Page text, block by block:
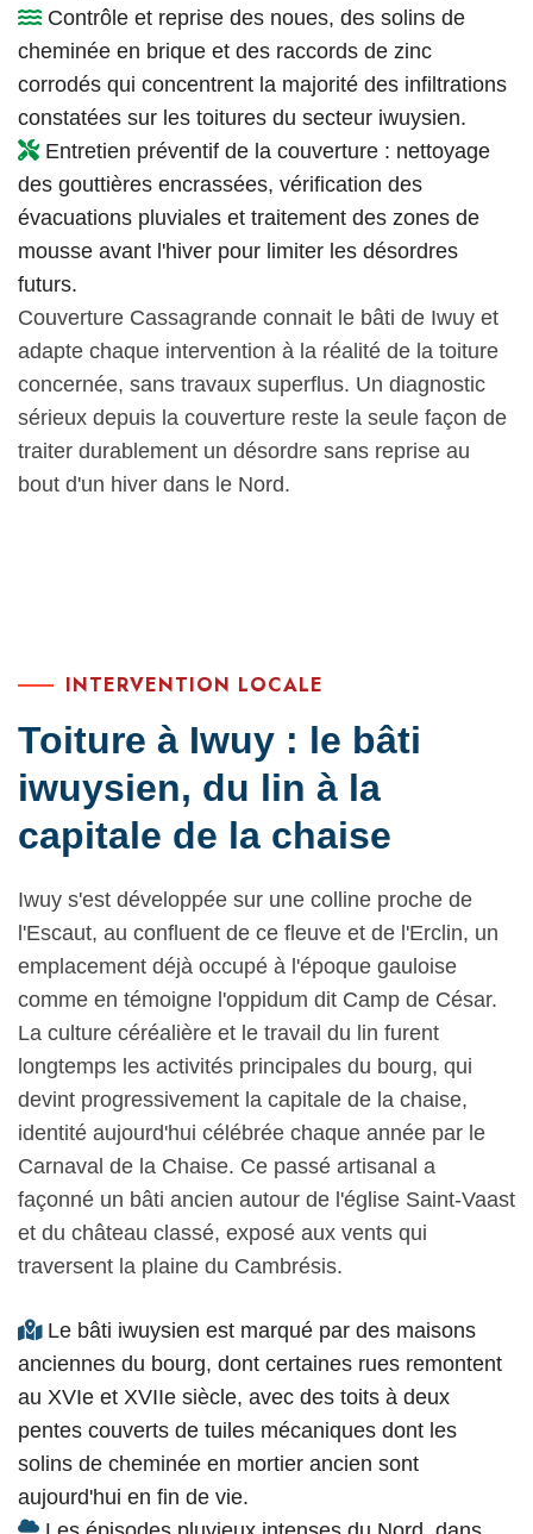
Contrôle et reprise des noues, des solins de
cheminée en brique et des raccords de zinc
corrodés qui concentrent la majorité des infiltrations
constatées sur les toitures du secteur iwuysien.
Entretien préventif de la couverture : nettoyage
des gouttières encrassées, vérification des
évacuations pluviales et traitement des zones de
mousse avant l'hiver pour limiter les désordres
futurs.
Couverture Cassagrande connait le bâti de Iwuy et
adapte chaque intervention à la réalité de la toiture
concernée, sans travaux superflus. Un diagnostic
sérieux depuis la couverture reste la seule façon de
traiter durablement un désordre sans reprise au
bout d'un hiver dans le Nord.
INTERVENTION LOCALE
Toiture à Iwuy : le bâti
iwuysien, du lin à la
capitale de la chaise
Iwuy s'est développée sur une colline proche de
l'Escaut, au confluent de ce fleuve et de l'Erclin, un
emplacement déjà occupé à l'époque gauloise
comme en témoigne l'oppidum dit Camp de César.
La culture céréalière et le travail du lin furent
longtemps les activités principales du bourg, qui
devint progressivement la capitale de la chaise,
identité aujourd'hui célébrée chaque année par le
Carnaval de la Chaise. Ce passé artisanal a
façonné un bâti ancien autour de l'église Saint-Vaast
et du château classé, exposé aux vents qui
traversent la plaine du Cambrésis.
Le bâti iwuysien est marqué par des maisons
anciennes du bourg, dont certaines rues remontent
au XVIe et XVIIe siècle, avec des toits à deux
pentes couverts de tuiles mécaniques dont les
solins de cheminée en mortier ancien sont
aujourd'hui en fin de vie.